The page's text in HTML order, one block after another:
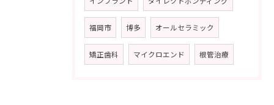
福岡市 博多 オールセラミック
矯正歯科 マイクロエンド 根管治療